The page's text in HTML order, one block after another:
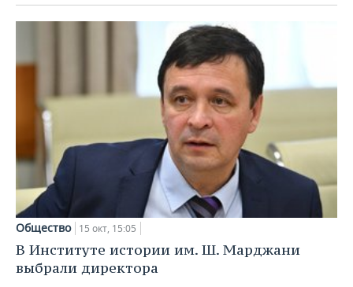
Общество 15 окт, 15:05
В Институте истории им. Ш. Марджани
выбрали директора